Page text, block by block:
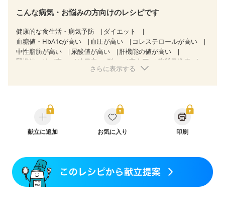
こんな病気・お悩みの方向けのレシピです
健康的な食生活・病気予防
ダイエット
血糖値・HbA1cが高い
血圧が高い
コレステロールが高い
中性脂肪が高い
尿酸値が高い
肝機能の値が高い
腎機能の値が高い
糖尿病（2型） 高血圧
脂質異常症
胃ポリープ 逆流性食道炎
糖尿病性腎症（第３期）
CKD（ステージ１）
CKD（ステージ２）
乳がん（抗がん剤治療中）
乳がん（ホルモン療法中）
乳がん（放射線治療中）
妊婦健診・血圧が気になる（初期）
妊婦健診・血糖値が気になる（初期）
妊娠高血圧(中期)
妊娠糖尿病(初期)
さらに表示する
献立に追加 お気に入り 印刷